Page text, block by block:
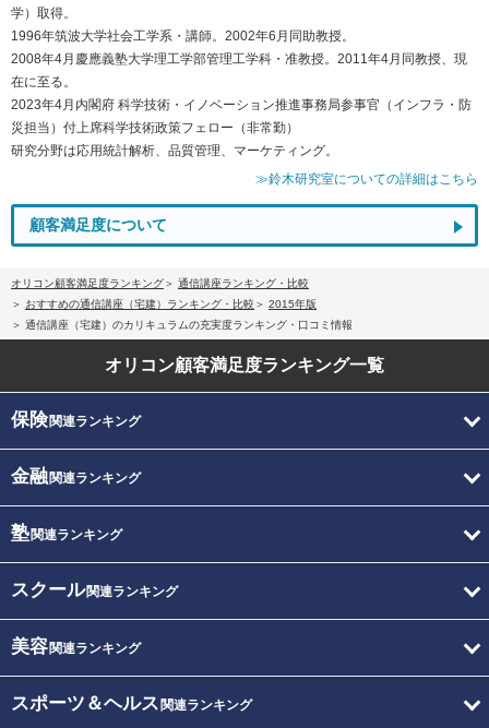
学）取得。
1996年筑波大学社会工学系・講師。2002年6月同助教授。
2008年4月慶應義塾大学理工学部管理工学科・准教授。2011年4月同教授、現
在に至る。
2023年4月内閣府 科学技術・イノベーション推進事務局参事官（インフラ・防
災担当）付上席科学技術政策フェロー（非常勤）
研究分野は応用統計解析、品質管理、マーケティング。
≫鈴木研究室についての詳細はこちら
顧客満足度について
オリコン顧客満足度ランキング
通信講座ランキング・比較
おすすめの通信講座（宅建）ランキング・比較
2015年版
通信講座（宅建）のカリキュラムの充実度ランキング・口コミ情報
オリコン顧客満足度ランキング一覧
保険関連ランキング
金融関連ランキング
塾関連ランキング
スクール関連ランキング
美容関連ランキング
スポーツ＆ヘルス 関連ランキング